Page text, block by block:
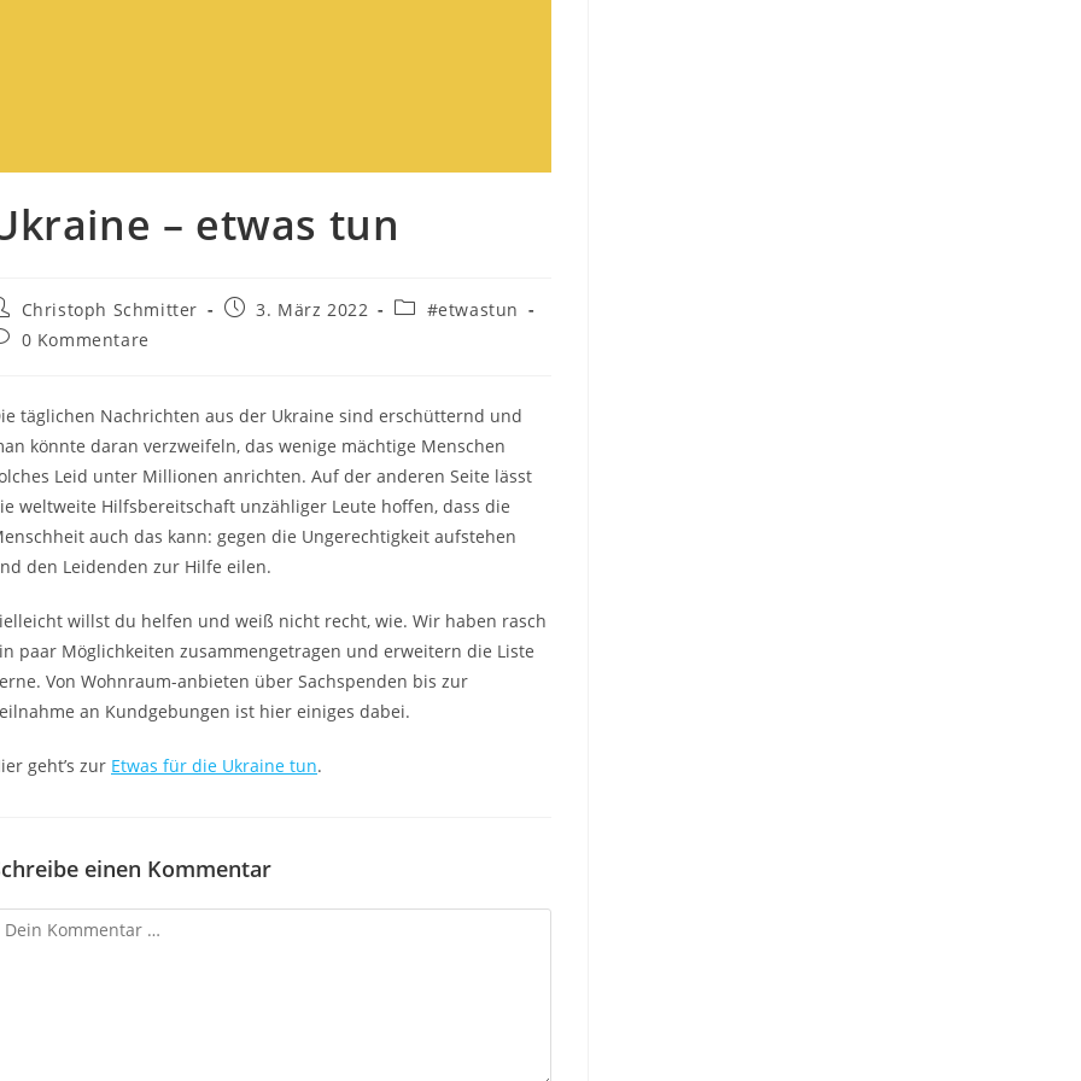
– etwas tun
Christoph Schmitter 3. März 2022
#etwastun
0 Kommentare
täglichen Nachrichten aus der Ukraine sind erschütternd und
könnte daran verzweifeln, das wenige mächtige Menschen
Leid unter Millionen anrichten. Auf der anderen Seite lässt
weltweite Hilfsbereitschaft unzähliger Leute hoffen, dass die
auch das kann: gegen die Ungerechtigkeit aufstehen
den Leidenden zur Hilfe eilen.
willst du helfen und weiß nicht recht, wie. Wir haben rasch
paar Möglichkeiten zusammengetragen und erweitern die Liste
Von Wohnraum-anbieten über Sachspenden bis zur
an Kundgebungen ist hier einiges dabei.
geht’s zur Etwas für die Ukraine tun.
einen Kommentar